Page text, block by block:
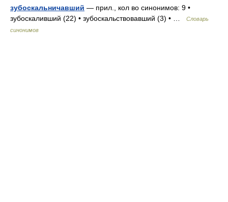
зубоскальничавший — прил., кол во синонимов: 9 •
зубоскаливший (22) • зубоскальствовавший (3) • …
Словарь
синонимов